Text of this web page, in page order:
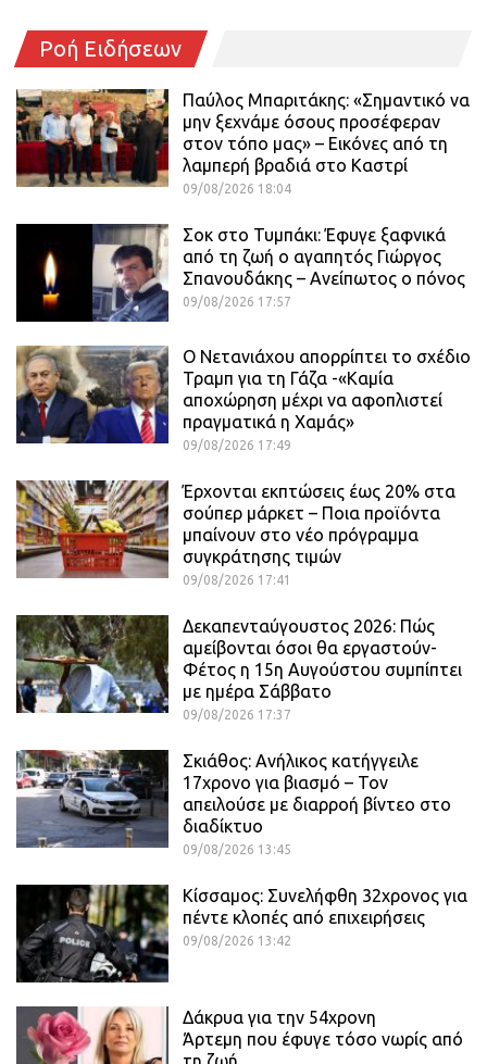
Ροή Ειδήσεων
Παύλος Μπαριτάκης: «Σημαντικό να
μην ξεχνάμε όσους προσέφεραν
στον τόπο μας» – Εικόνες από τη
λαμπερή βραδιά στο Καστρί
09/08/2026 18:04
Σοκ στο Τυμπάκι: Έφυγε ξαφνικά
από τη ζωή ο αγαπητός Γιώργος
Σπανουδάκης – Ανείπωτος ο πόνος
09/08/2026 17:57
Ο Νετανιάχου απορρίπτει το σχέδιο
Τραμπ για τη Γάζα -«Καμία
αποχώρηση μέχρι να αφοπλιστεί
πραγματικά η Χαμάς»
09/08/2026 17:49
Έρχονται εκπτώσεις έως 20% στα
σούπερ μάρκετ – Ποια προϊόντα
μπαίνουν στο νέο πρόγραμμα
συγκράτησης τιμών
09/08/2026 17:41
Δεκαπενταύγουστος 2026: Πώς
αμείβονται όσοι θα εργαστούν-
Φέτος η 15η Αυγούστου συμπίπτει
με ημέρα Σάββατο
09/08/2026 17:37
Σκιάθος: Ανήλικος κατήγγειλε
17χρονο για βιασμό – Τον
απειλούσε με διαρροή βίντεο στο
διαδίκτυο
09/08/2026 13:45
Κίσσαμος: Συνελήφθη 32χρονος για
πέντε κλοπές από επιχειρήσεις
09/08/2026 13:42
Δάκρυα για την 54χρονη
Άρτεμη που έφυγε τόσο νωρίς από